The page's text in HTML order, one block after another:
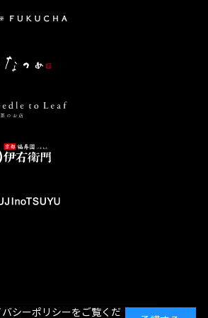
シーポリシーをご覧くだ